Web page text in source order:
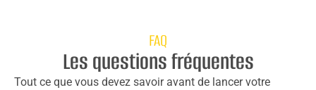
FAQ
Les questions fréquentes
Tout ce que vous devez savoir avant de lancer votre